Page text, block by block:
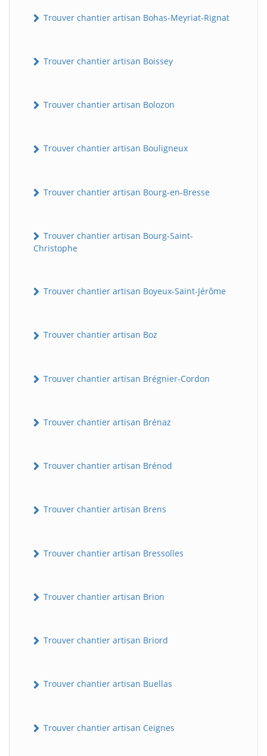
Trouver chantier artisan Bohas-Meyriat-Rignat
Trouver chantier artisan Boissey
Trouver chantier artisan Bolozon
Trouver chantier artisan Bouligneux
Trouver chantier artisan Bourg-en-Bresse
Trouver chantier artisan Bourg-Saint-
Christophe
Trouver chantier artisan Boyeux-Saint-Jérôme
Trouver chantier artisan Boz
Trouver chantier artisan Brégnier-Cordon
Trouver chantier artisan Brénaz
Trouver chantier artisan Brénod
Trouver chantier artisan Brens
Trouver chantier artisan Bressolles
Trouver chantier artisan Brion
Trouver chantier artisan Briord
Trouver chantier artisan Buellas
Trouver chantier artisan Ceignes